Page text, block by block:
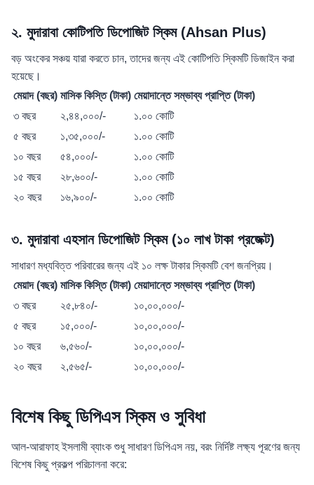
২. মুদারাবা কোটিপতি ডিপোজিট স্কিম (Ahsan Plus)
বড় অংকের সঞ্চয় যারা করতে চান, তাদের জন্য এই কোটিপতি স্কিমটি ডিজাইন করা
হয়েছে।
মেয়াদ (বছর) মাসিক কিস্তি (টাকা) মেয়াদান্তে সম্ভাব্য প্রাপ্তি (টাকা)
৩ বছর
২,৪৪,০০০/-
১.০০ কোটি
৫ বছর
১,৩৫,০০০/-
১.০০ কোটি
১০ বছর
৫৪,০০০/-
১.০০ কোটি
১৫ বছর
২৮,৬০০/-
১.০০ কোটি
২০ বছর
১৬,৯০০/- ১.০০ কোটি
৩. মুদারাবা এহসান ডিপোজিট স্কিম (১০ লাখ টাকা প্রজেক্ট)
সাধারণ মধ্যবিত্ত পরিবারের জন্য এই ১০ লক্ষ টাকার স্কিমটি বেশ জনপ্রিয়।
মেয়াদ (বছর) মাসিক কিস্তি (টাকা) মেয়াদান্তে সম্ভাব্য প্রাপ্তি (টাকা)
৩ বছর
২৫,৮৪০/-
১০,০০,০০০/-
৫ বছর
১৫,০০০/-
১০,০০,০০০/-
১০ বছর
৬,৫৬০/-
১০,০০,০০০/-
২০ বছর
২,৫৬৫/- ১০,০০,০০০/-
বিশেষ কিছু ডিপিএস স্কিম ও সুবিধা
আল-আরাফাহ ইসলামী ব্যাংক শুধু সাধারণ ডিপিএস নয়, বরং নির্দিষ্ট লক্ষ্য পূরণের জন্য
বিশেষ কিছু প্রকল্প পরিচালনা করে: